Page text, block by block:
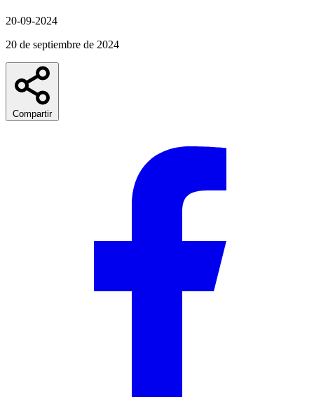
20-09-2024
20 de septiembre de 2024
Compartir